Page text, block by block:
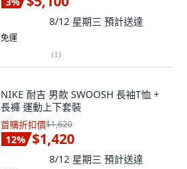
8/12 星期三 預計送達
免運
(1)
NIKE 耐吉 男款 SWOOSH 長袖T恤 +
長褲 運動上下套裝
首購折扣價$1,620
12% $1,420
8/12 星期三 預計送達